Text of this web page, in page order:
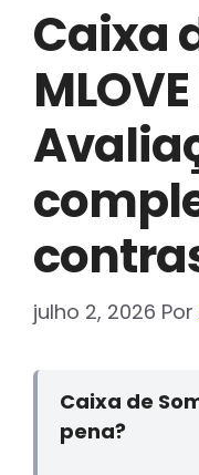
Caixa
julho 2, 2026 Por
Caixa de
pena?